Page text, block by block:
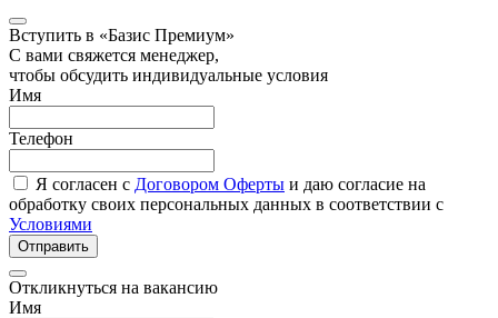
Вступить в «Базис Премиум»
С вами свяжется менеджер,
чтобы обсудить индивидуальные условия
Имя
Телефон
Я согласен с Договором Оферты и даю согласие на
обработку своих персональных данных в соответствии с
Условиями
Отправить
Откликнуться на вакансию
Имя